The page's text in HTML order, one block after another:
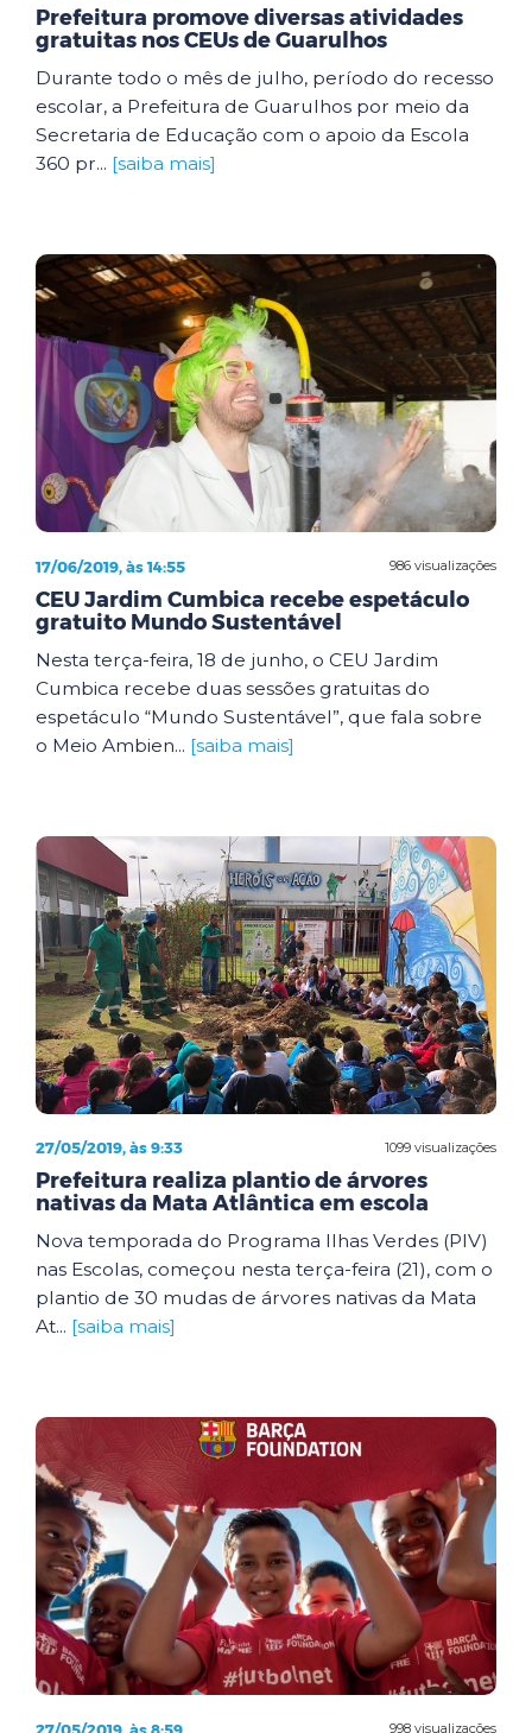
Prefeitura promove diversas atividades
gratuitas nos CEUs de Guarulhos
Durante todo o mês de julho, período do recesso
escolar, a Prefeitura de Guarulhos por meio da
Secretaria de Educação com o apoio da Escola
360 pr... [saiba mais]
986 visualizações
17/06/2019, às 14:55
CEU Jardim Cumbica recebe espetáculo
gratuito Mundo Sustentável
Nesta terça-feira, 18 de junho, o CEU Jardim
Cumbica recebe duas sessões gratuitas do
espetáculo “Mundo Sustentável”, que fala sobre
o Meio Ambien... [saiba mais]
1099 visualizações
27/05/2019, às 9:33
Prefeitura realiza plantio de árvores
nativas da Mata Atlântica em escola
Nova temporada do Programa Ilhas Verdes (PIV)
nas Escolas, começou nesta terça-feira (21), com o
plantio de 30 mudas de árvores nativas da Mata
At... [saiba mais]
998 visualizações
27/05/2019, às 8:59